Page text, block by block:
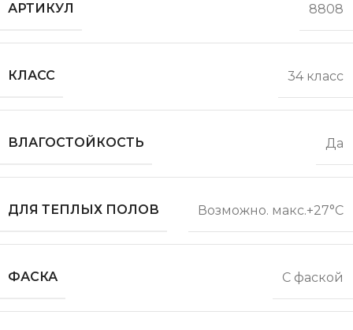
АРТИКУЛ 8808
КЛАСС 34 класс
ВЛАГОСТОЙКОСТЬ Да
ДЛЯ ТЕПЛЫХ ПОЛОВ Возможно. макс.+27°С
ФАСКА С фаской